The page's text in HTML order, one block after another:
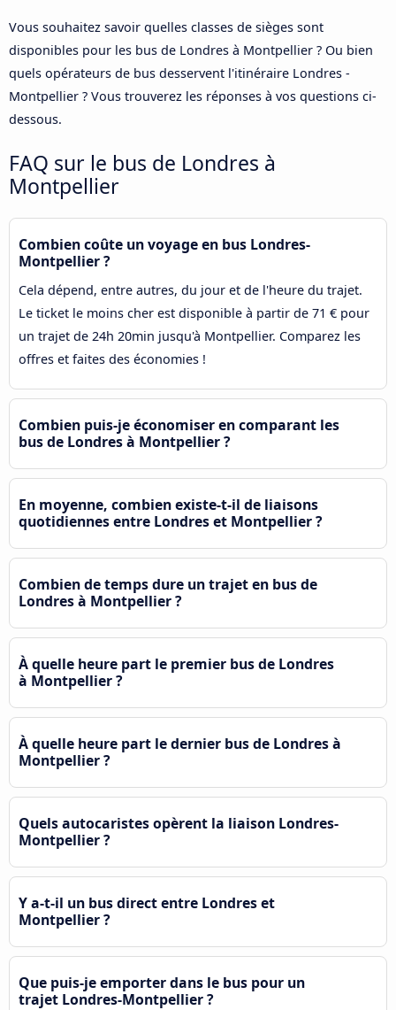
Vous souhaitez savoir quelles classes de sièges sont
disponibles pour les bus de Londres à Montpellier ? Ou bien
quels opérateurs de bus desservent l'itinéraire Londres -
Montpellier ? Vous trouverez les réponses à vos questions ci-
dessous.
FAQ sur le bus de Londres à
Montpellier
Combien coûte un voyage en bus Londres-
Montpellier ?
Cela dépend, entre autres, du jour et de l'heure du trajet.
Le ticket le moins cher est disponible à partir de 71 € pour
un trajet de 24h 20min jusqu'à Montpellier. Comparez les
offres et faites des économies !
Combien puis-je économiser en comparant les
bus de Londres à Montpellier ?
En moyenne, combien existe-t-il de liaisons
quotidiennes entre Londres et Montpellier ?
Combien de temps dure un trajet en bus de
Londres à Montpellier ?
À quelle heure part le premier bus de Londres
à Montpellier ?
À quelle heure part le dernier bus de Londres à
Montpellier ?
Quels autocaristes opèrent la liaison Londres-
Montpellier ?
Y a-t-il un bus direct entre Londres et
Montpellier ?
Que puis-je emporter dans le bus pour un
trajet Londres-Montpellier ?